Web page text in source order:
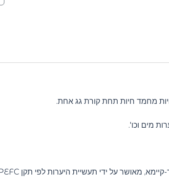
מחמד חיות תחת קורת גג אחת.
מים וכו'.